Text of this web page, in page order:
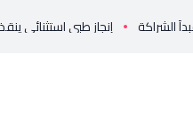
إنجاز طبي استثنائي ينقذ حياة مولود خديج